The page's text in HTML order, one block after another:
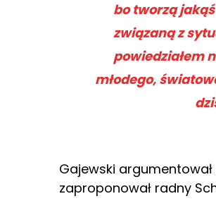
bo tworzą
związaną z
powiedziałem
młodego,
Gajewski
zaproponował radny